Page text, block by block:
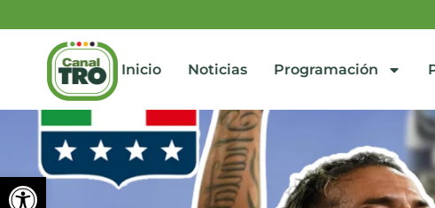
Abrir barra de herramientas
Inicio Noticias Programación